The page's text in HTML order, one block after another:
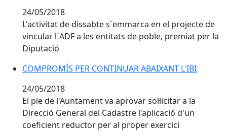
24/05/2018
L'activitat de dissabte s´emmarca en el projecte de
vincular l´ADF a les entitats de poble, premiat per la
Diputació
COMPROMÍS PER CONTINUAR ABAIXANT L'IBI
COMPROMÍS PER CONTINUAR ABAIXANT L'IBI
24/05/2018
El ple de l'Auntament va aprovar sol·licitar a la
Direcció General del Cadastre l'aplicació d'un
coeficient reductor per al proper exercici